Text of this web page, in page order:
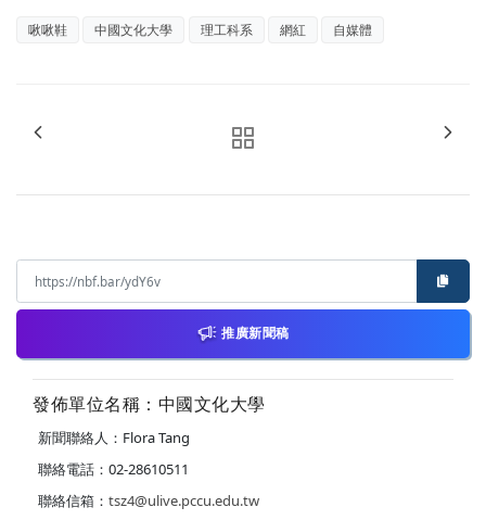
啾啾鞋 中國文化大學 理工科系 網紅 自媒體
推廣新聞稿
發佈單位名稱：中國文化大學
新聞聯絡人：Flora Tang
聯絡電話：02-28610511
聯絡信箱： tsz4@ulive.pccu.edu.tw